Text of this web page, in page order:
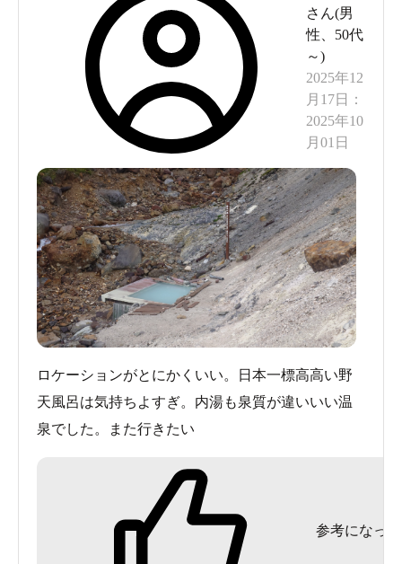
さん(男
性
50代
～)
2025年12
月17日
：
2025年10
月01日
ロケーションがとにかくいい。日本一標高高い野
天風呂は気持ちよすぎ。内湯も泉質が違いいい温
泉でした。また行きたい
参考になった